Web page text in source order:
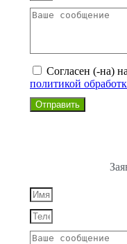
Согласен (-на)
политикой
Отправить